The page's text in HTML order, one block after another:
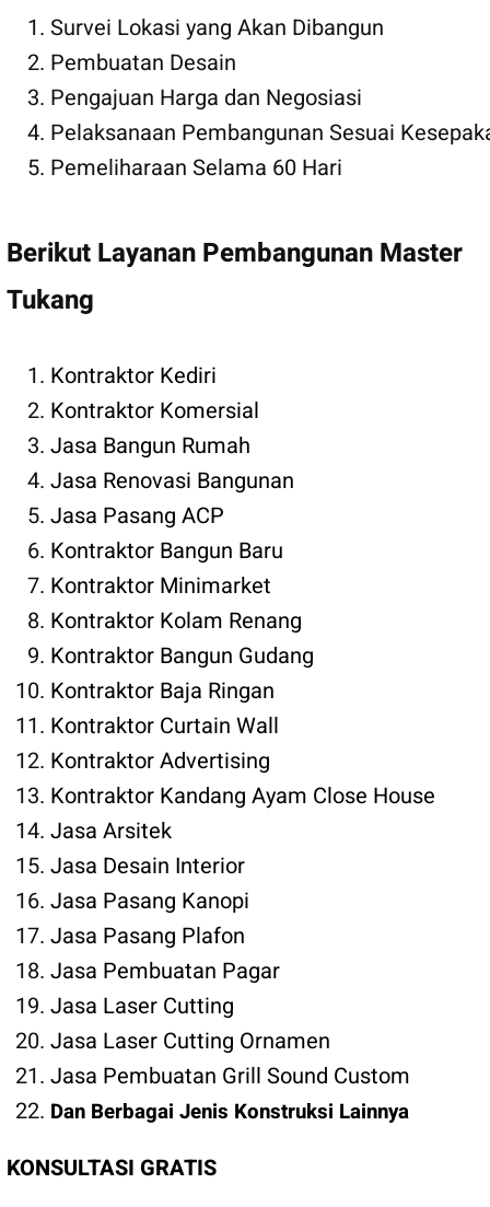
Survei Lokasi yang Akan Dibangun
Pembuatan Desain
Pengajuan Harga dan Negosiasi
Pelaksanaan Pembangunan Sesuai
Pemeliharaan Selama 60 Hari
Berikut Layanan Pembangunan Master
Tukang
Kontraktor Kediri
Kontraktor Komersial
Jasa Bangun Rumah
Jasa Renovasi Bangunan
Jasa Pasang ACP
Kontraktor Bangun Baru
Kontraktor Minimarket
Kontraktor Kolam Renang
Kontraktor Bangun Gudang
Kontraktor Baja Ringan
Kontraktor Curtain Wall
Kontraktor Advertising
Kontraktor Kandang Ayam Close House
Jasa Arsitek
Jasa Desain Interior
Jasa Pasang Kanopi
Jasa Pasang Plafon
Jasa Pembuatan Pagar
Jasa Laser Cutting
Jasa Laser Cutting Ornamen
Jasa Pembuatan Grill Sound Custom
Dan Berbagai Jenis Konstruksi Lainnya
KONSULTASI GRATIS